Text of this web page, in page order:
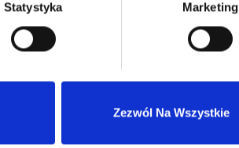
Statystyka Marketing
Zezwól Na Wszystkie